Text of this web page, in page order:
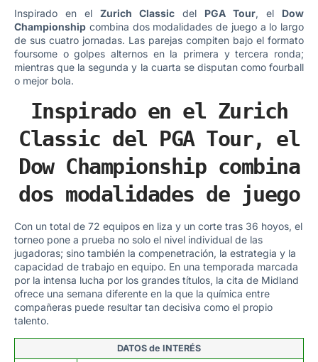
Inspirado en el Zurich Classic del PGA Tour, el Dow
Championship combina dos modalidades de juego a lo largo
de sus cuatro jornadas. Las parejas compiten bajo el formato
foursome o golpes alternos en la primera y tercera ronda;
mientras que la segunda y la cuarta se disputan como fourball
o mejor bola.
Inspirado en el Zurich
Classic del PGA Tour, el
Dow Championship combina
dos modalidades de juego
Con un total de 72 equipos en liza y un corte tras 36 hoyos, el
torneo pone a prueba no solo el nivel individual de las
jugadoras; sino también la compenetración, la estrategia y la
capacidad de trabajo en equipo. En una temporada marcada
por la intensa lucha por los grandes títulos, la cita de Midland
ofrece una semana diferente en la que la química entre
compañeras puede resultar tan decisiva como el propio
talento.
DATOS de INTERÉS